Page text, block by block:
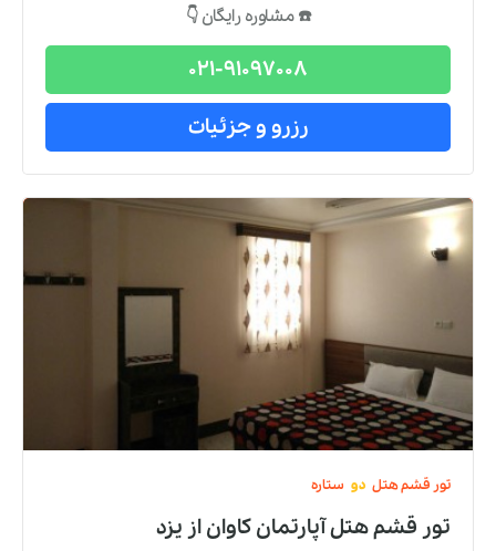
☎️ مشاوره رایگان 👇
021-91097008
رزرو و جزئیات
تور قشمهتل دو ستاره
تور قشم هتل آپارتمان کاواناز یزد